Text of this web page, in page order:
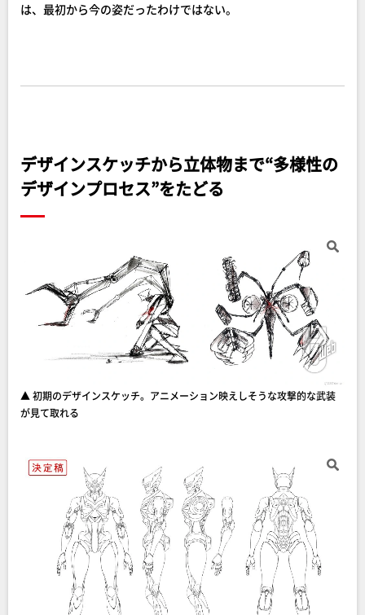
は、最初から今の姿だったわけではない。
デザインスケッチから立体物まで“多様性の
デザインプロセス”をたどる
▲ 初期のデザインスケッチ。アニメーション映えしそうな攻撃的な武装
が見て取れる